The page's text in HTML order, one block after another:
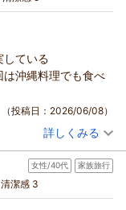
)
とうございます。
たようで嬉しく存
不便をおかけいた
りがとうございま
るよう、今後の参
ルを目指してまい
お越しくださいま
している
沖縄料理でも食べ
（投稿日：2026/06/08）
肉もりもりプレート＋食
ン
)
詳しくみる
女性/40代 家族旅行
清潔感 3